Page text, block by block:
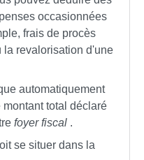
occasionnées
frais de procès
la revalorisation d'une
automatiquement
montant total déclaré
foyer fiscal .
se situer dans la